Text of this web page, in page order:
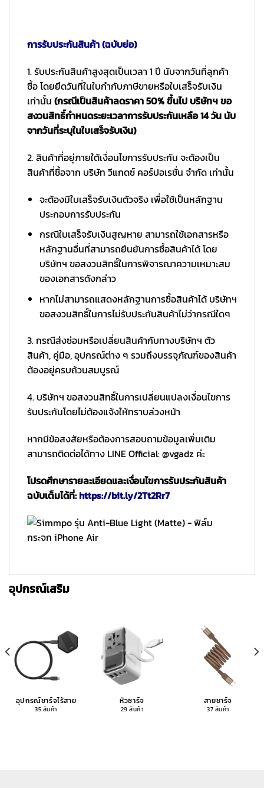
การรับประกันสินค้า (ฉบับย่อ)
1. รับประกันสินค้าสูงสุดเป็นเวลา 1 ปี นับจากวันที่ลูกค้า
ซื้อ โดยยึดวันที่ในใบกำกับภาษีขายหรือใบเสร็จรับเงิน
เท่านั้น (กรณีเป็นสินค้าลดราคา 50% ขึ้นไป บริษัทฯ ขอ
สงวนสิทธิ์กำหนดระยะเวลาการรับประกันเหลือ 14 วัน นับ
จากวันที่ระบุในใบเสร็จรับเงิน)
2. สินค้าที่อยู่ภายใต้เงื่อนไขการรับประกัน จะต้องเป็น
สินค้าที่ซื้อจาก บริษัท วีแกดซ์ คอร์ปอเรชั่น จำกัด เท่านั้น
จะต้องมีใบเสร็จรับเงินตัวจริง เพื่อใช้เป็นหลักฐาน
ประกอบการรับประกัน
กรณีใบเสร็จรับเงินสูญหาย สามารถใช้เอกสารหรือ
หลักฐานอื่นที่สามารถยืนยันการซื้อสินค้าได้ โดย
บริษัทฯ ขอสงวนสิทธิ์ในการพิจารณาความเหมาะสม
ของเอกสารดังกล่าว
หากไม่สามารถแสดงหลักฐานการซื้อสินค้าได้ บริษัทฯ
ขอสงวนสิทธิ์ในการไม่รับประกันสินค้าไม่ว่ากรณีใดๆ
3. กรณีส่งซ่อมหรือเปลี่ยนสินค้ากับทางบริษัทฯ ตัว
สินค้า, คู่มือ, อุปกรณ์ต่าง ๆ รวมถึงบรรจุภัณฑ์ของสินค้า
ต้องอยู่ครบถ้วนสมบูรณ์
4. บริษัทฯ ขอสงวนสิทธิ์ในการเปลี่ยนแปลงเงื่อนไขการ
รับประกันโดยไม่ต้องแจ้งให้ทราบล่วงหน้า
หากมีข้อสงสัยหรือต้องการสอบถามข้อมูลเพิ่มเติม
สามารถติดต่อได้ทาง LINE Official: @vgadz ค่ะ
โปรดศึกษารายละเอียดและเงื่อนไขการรับประกันสินค้า
ฉบับเต็มได้ที่:https://bit.ly/2Tt2Rr7
อุปกรณ์เสริม
อุปกรณ์ชาร์จไร้สาย
35 สินค้า
หัวชาร์จ
29 สินค้า
สายชาร์จ
37 สินค้า